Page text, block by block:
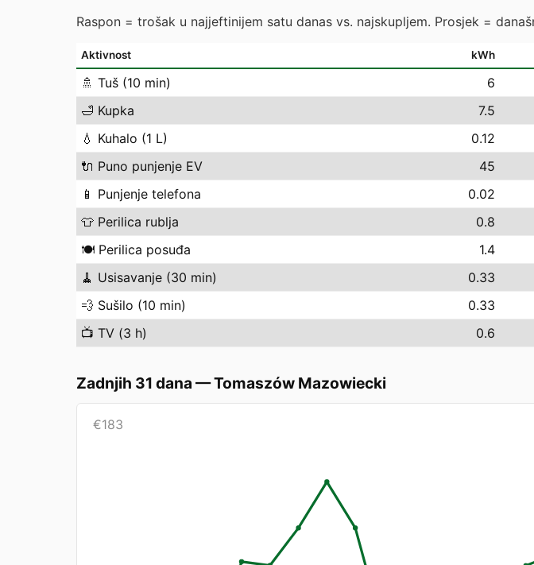
Raspon = trošak u najjeftinijem satu danas vs. najskupljem. Prosjek =
Aktivnost kWh
🚿 Tuš (10 min) 6
🛁 Kupka 7.5
💧 Kuhalo (1 L) 0.12
🔌 Puno punjenje EV 45
📱 Punjenje telefona 0.02
👕 Perilica rublja 0.8
🍽️ Perilica posuđa 1.4
🧹 Usisavanje (30 min) 0.33
💨 Sušilo (10 min) 0.33
📺 TV (3 h) 0.6
Zadnjih 31 dana —Tomaszów Mazowiecki
€183